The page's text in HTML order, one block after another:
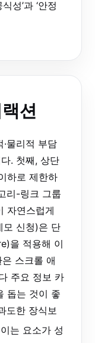
성’과 ‘안정
션
물리적 부담
. 첫째, 상단
하로 제한하
리-링크 그룹
자연스럽게
모 신청)은 단
을 적용해 이
스크롤 애
주요 정보 카
돕는 것이 좋
도한 장식보
는 요소가 성